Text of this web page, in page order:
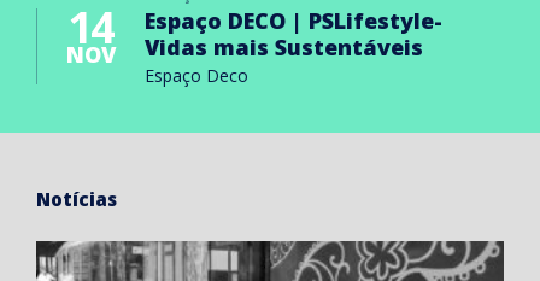
14
NOV
Espaço DECO | PSLifestyle-
Vidas mais Sustentáveis
Espaço Deco
Notícias